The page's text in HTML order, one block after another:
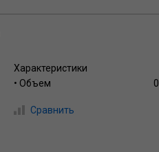
Характеристики
• Объем
0
Сравнить